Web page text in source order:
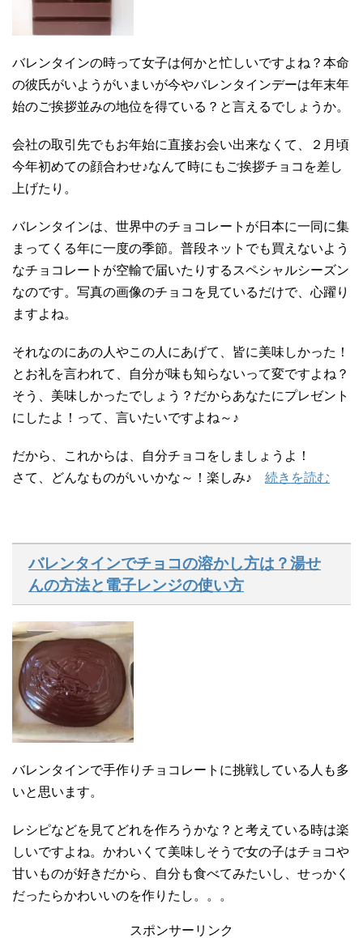
バレンタインの時って女子は何かと忙しいですよね？本命
の彼氏がいようがいまいが今やバレンタインデーは年末年
始のご挨拶並みの地位を得ている？と言えるでしょうか。
会社の取引先でもお年始に直接お会い出来なくて、２月頃
今年初めての顔合わせ♪なんて時にもご挨拶チョコを差し
上げたり。
バレンタインは、世界中のチョコレートが日本に一同に集
まってくる年に一度の季節。普段ネットでも買えないよう
なチョコレートが空輸で届いたりするスペシャルシーズン
なのです。写真の画像のチョコを見ているだけで、心躍り
ますよね。
それなのにあの人やこの人にあげて、皆に美味しかった！
とお礼を言われて、自分が味も知らないって変ですよね？
そう、美味しかったでしょう？だからあなたにプレゼント
にしたよ！って、言いたいですよね～♪
だから、これからは、自分チョコをしましょうよ！
さて、どんなものがいいかな～！楽しみ♪ 続きを読む
バレンタインでチョコの溶かし方は？湯せ
んの方法と電子レンジの使い方
バレンタインで手作りチョコレートに挑戦している人も多
いと思います。
レシピなどを見てどれを作ろうかな？と考えている時は楽
しいですよね。かわいくて美味しそうで女の子はチョコや
甘いものが好きだから、自分も食べてみたいし、せっかく
だったらかわいいのを作りたし。。。
スポンサーリンク